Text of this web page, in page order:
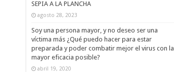
SEPIA A LA PLANCHA
agosto 28, 2023
Soy una persona mayor, y no deseo ser una
víctima más ¿Qué puedo hacer para estar
preparada y poder combatir mejor el virus con la
mayor eficacia posible?
abril 19, 2020